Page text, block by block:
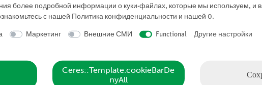
более подробной информации о куки-файлах, которые мы используем, и
с нашей Политика конфиденциальности и нашей 0.
Маркетинг Внешние СМИ Functional Другие настройки
Ceres::Template.cookieBarDe
nyAll